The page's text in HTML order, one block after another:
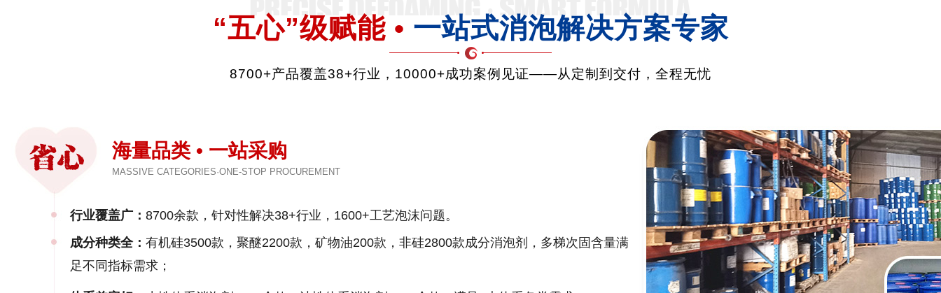
“五心”级赋能 • 一站式消泡解决方案专家
8700+产品覆盖38+行业，10000+成功案例见证——从定制到交付，全程无忧
海量品类 • 一站采购
MASSIVE CATEGORIES·ONE-STOP PROCUREMENT
行业覆盖广： 8700余款，针对性解决38+行业，1600+工艺泡沫问题。
成分种类全： 有机硅3500款，聚醚2200款，矿物油200款，非硅2800款成分消泡剂，多梯次固含量满
足不同指标需求；